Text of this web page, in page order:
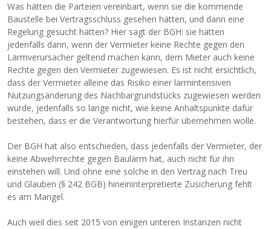
Was hätten die Parteien vereinbart, wenn sie die kommende
Baustelle bei Vertragsschluss gesehen hätten, und dann eine
Regelung gesucht hätten? Hier sagt der BGH: sie hätten
jedenfalls dann, wenn der Vermieter keine Rechte gegen den
Lärmverursacher geltend machen kann, dem Mieter auch keine
Rechte gegen den Vermieter zugewiesen. Es ist nicht ersichtlich,
dass der Vermieter alleine das Risiko einer lärmintensiven
Nutzungsänderung des Nachbargrundstücks zugewiesen werden
würde, jedenfalls so lange nicht, wie keine Anhaltspunkte dafür
bestehen, dass er die Verantwortung hierfür übernehmen wolle.
Der BGH hat also entschieden, dass jedenfalls der Vermieter, der
keine Abwehrrechte gegen Baulärm hat, auch nicht für ihn
einstehen will. Und ohne eine solche in den Vertrag nach Treu
und Glauben (§ 242 BGB) hineininterpretierte Zusicherung fehlt
es am Mangel.
Auch weil dies seit 2015 von einigen unteren Instanzen nicht